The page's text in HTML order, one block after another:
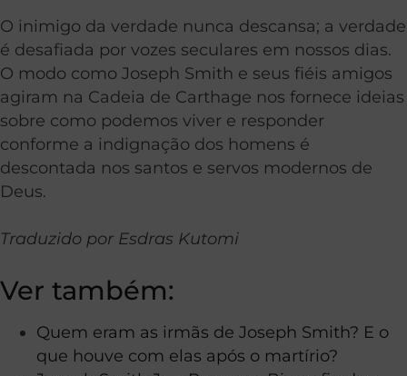
O inimigo da verdade nunca descansa; a verdade
é desafiada por vozes seculares em nossos dias.
O modo como Joseph Smith e seus fiéis amigos
agiram na Cadeia de Carthage nos fornece ideias
sobre como podemos viver e responder
conforme a indignação dos homens é
descontada nos santos e servos modernos de
Deus.
Traduzido por Esdras Kutomi
Ver também:
Quem eram as irmãs de Joseph Smith? E o
que houve com elas após o martírio?